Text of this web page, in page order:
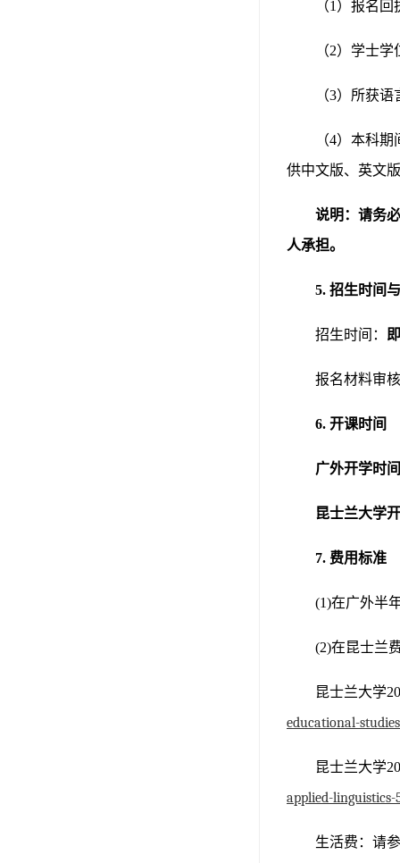
（1）报名回
（2）学士学
（3）所获语
（4）本科期
供中文版、英文
说明：请务
人承担。
5. 招生时间
招生时间：
报名材料审
6. 开课时间
广外开学时
昆士兰大学
7. 费用标准
(1)在广外半
(2)在昆士兰
昆士兰大学
educational-
昆士兰大学
applied-linguistics-
生活费：请